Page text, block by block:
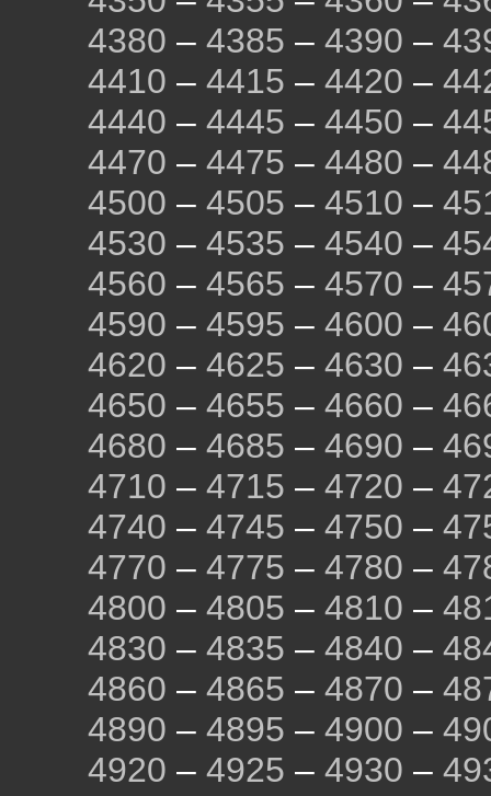
4380 – 4385 – 4390 –
4410 – 4415 – 4420 –
4440 – 4445 – 4450 –
4470 – 4475 – 4480 –
4500 – 4505 – 4510 –
4530 – 4535 – 4540 –
4560 – 4565 – 4570 –
4590 – 4595 – 4600 –
4620 – 4625 – 4630 –
4650 – 4655 – 4660 –
4680 – 4685 – 4690 –
4710 – 4715 – 4720 –
4740 – 4745 – 4750 –
4770 – 4775 – 4780 –
4800 – 4805 – 4810 –
4830 – 4835 – 4840 –
4860 – 4865 – 4870 –
4890 – 4895 – 4900 –
4920 – 4925 – 4930 –